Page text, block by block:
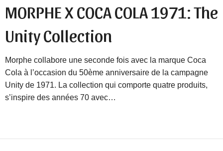
MORPHE X COCA COLA 1971: The
Unity Collection
Morphe collabore une seconde fois avec la marque Coca
Cola à l’occasion du 50ème anniversaire de la campagne
Unity de 1971. La collection qui comporte quatre produits,
s’inspire des années 70 avec…